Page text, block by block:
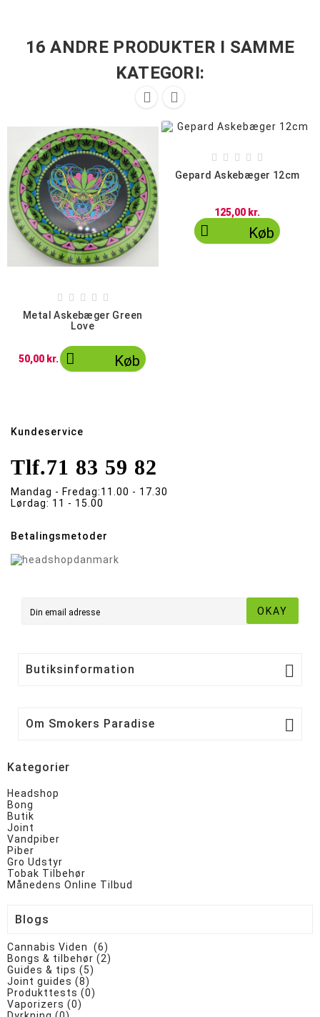
16 ANDRE PRODUKTER I SAMME
KATEGORI:
 
    
Metal Askebæger Green
Love
50,00 kr.  Køb
    
Gepard Askebæger 12cm
125,00 kr.
 Køb
Kundeservice
Tlf.71 83 59 82
Mandag - Fredag:11.00 - 17.30
Lørdag: 11 - 15.00
Betalingsmetoder
OKAY
Butiksinformation 
Om Smokers Paradise 
Kategorier
Headshop
Bong
Butik
Joint
Vandpiber
Piber
Gro Udstyr
Tobak Tilbehør
Månedens Online Tilbud
Blogs
Cannabis Viden (6)
Bongs & tilbehør (2)
Guides & tips (5)
Joint guides (8)
Produkttests (0)
Vaporizers (0)